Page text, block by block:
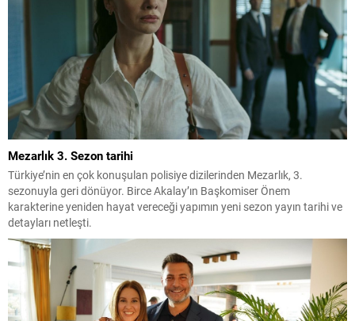
Mezarlık 3. Sezon tarihi
Türkiye’nin en çok konuşulan polisiye dizilerinden Mezarlık, 3.
sezonuyla geri dönüyor. Birce Akalay’ın Başkomiser Önem
karakterine yeniden hayat vereceği yapımın yeni sezon yayın tarihi ve
detayları netleşti.